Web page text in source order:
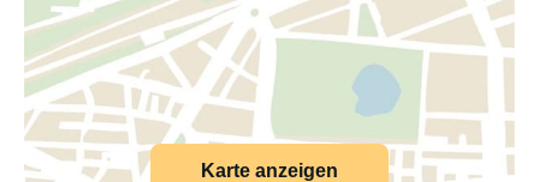
Karte anzeigen